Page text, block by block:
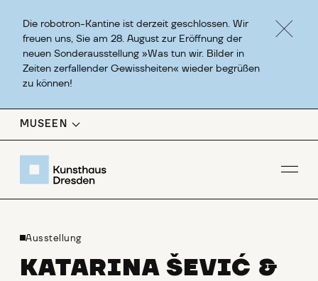
Die robotron-Kantine ist derzeit geschlossen. Wir
freuen uns, Sie am 28. August zur Eröffnung der
neuen Sonderausstellung »Was tun wir. Bilder in
Zeiten zerfallender Gewissheiten« wieder begrüßen
zu können!
MUSEEN
Ausstellung
KATARINA ŠEVIĆ &